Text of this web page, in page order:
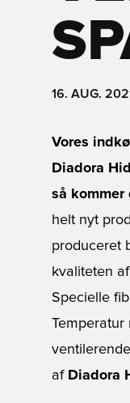
16. AUG.
Vores
Diadora
så
helt nyt
produceret
kvaliteten
Specielle
af Diadora